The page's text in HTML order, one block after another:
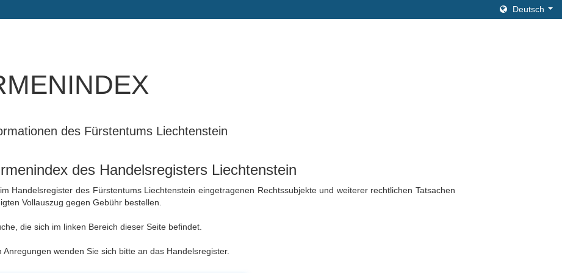
Deutsch
des Fürstentums Liechtenstein
des Handelsregisters Liechtenstein
Handelsregister des Fürstentums Liechtenstein eingetragenen Rechtssubjekte und weiterer rechtlichen Tatsachen
Vollauszug gegen Gebühr bestellen.
die sich im linken Bereich dieser Seite befindet.
wenden Sie sich bitte an das Handelsregister.